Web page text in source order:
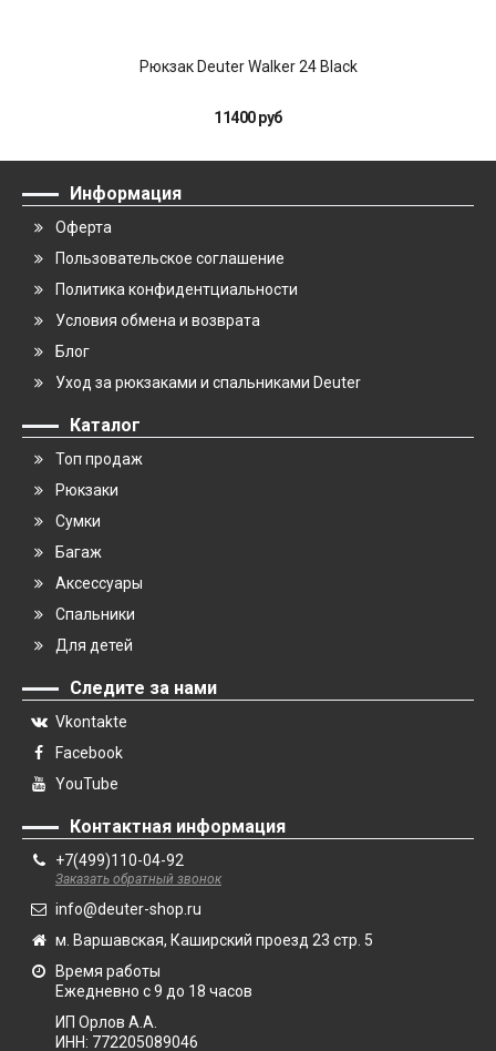
Рюкзак Deuter Walker 24 Black
11400 руб
Информация
Оферта
Пользовательское соглашение
Политика конфидентциальности
Условия обмена и возврата
Блог
Уход за рюкзаками и спальниками Deuter
Каталог
Топ продаж
Рюкзаки
Сумки
Багаж
Аксессуары
Спальники
Для детей
Следите за нами
Vkontakte
Facebook
YouTube
Контактная информация
+7(499)110-04-92
Заказать обратный звонок
info@deuter-shop.ru
м. Варшавская, Каширский проезд 23 стр. 5
Время работы
Ежедневно с 9 до 18 часов
ИП Орлов А.А.
ИНН: 772205089046